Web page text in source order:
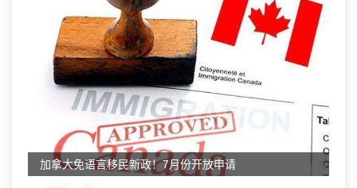
加拿大免语言移民新政！7月份开放申请